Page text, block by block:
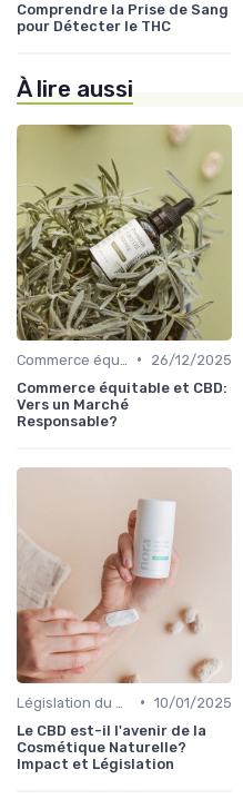
Comprendre la Prise de Sang
pour Détecter le THC
À lire aussi
•
26/12/2025
Commerce équitable et CBD:
Vers un Marché
Responsable?
• 10/01/2025
Le CBD est-il l'avenir de la
Cosmétique Naturelle?
Impact et Législation